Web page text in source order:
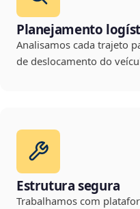
Planejamento
Analisamos cada trajeto
de deslocamento do
Estrutura segura
Trabalhamos com